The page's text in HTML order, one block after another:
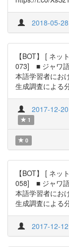
2018-05-
【BOT】 [ ネ
073] ■ ジャワ語
本語学習者にお
生成調査による
2017-12-
1
0
【BOT】 [ ネ
058] ■ ジャワ語
本語学習者にお
生成調査による
2017-12-